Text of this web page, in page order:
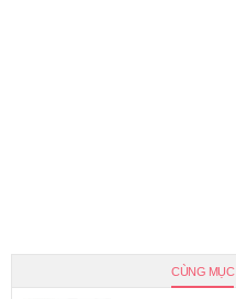
CÙNG MỤC